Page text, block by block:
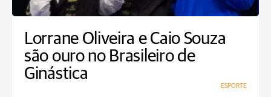
Lorrane Oliveira e Caio Souza
são ouro no Brasileiro de
Ginástica
ESPORTE